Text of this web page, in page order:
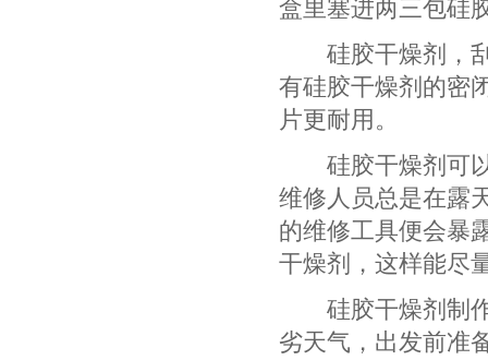
盒里塞进两三包硅
硅胶干燥剂，刮
有硅胶干燥剂的密
片更耐用。
硅胶干燥剂可以
维修人员总是在露
的维修工具便会暴
干燥剂，这样能尽
硅胶干燥剂制作
劣天气，出发前准